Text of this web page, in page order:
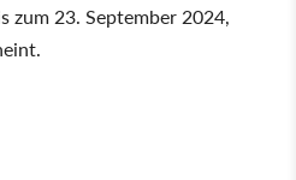
23. September 2024,